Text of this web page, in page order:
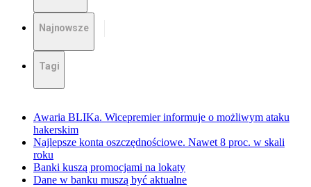
Najnowsze
Tagi
Awaria BLIKa. Wicepremier informuje o możliwym ataku
hakerskim
Najlepsze konta oszczędnościowe. Nawet 8 proc. w skali
roku
Banki kuszą promocjami na lokaty
Dane w banku muszą być aktualne